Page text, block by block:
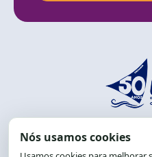
End.: R. da
CEP: